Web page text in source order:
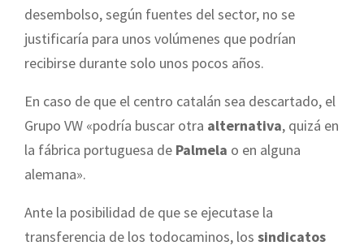
desembolso, según fuentes del sector, no se
justificaría para unos volúmenes que podrían
recibirse durante solo unos pocos años.
En caso de que el centro catalán sea descartado, el
Grupo VW «podría buscar otra alternativa, quizá en
la fábrica portuguesa de Palmela o en alguna
alemana».
Ante la posibilidad de que se ejecutase la
transferencia de los todocaminos, los sindicatos